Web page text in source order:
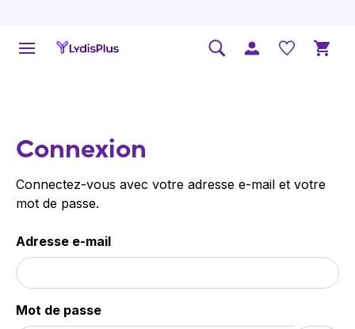
Connexion
Connectez-vous avec votre adresse e-mail et votre
mot de passe.
Adresse e-mail
Mot de passe